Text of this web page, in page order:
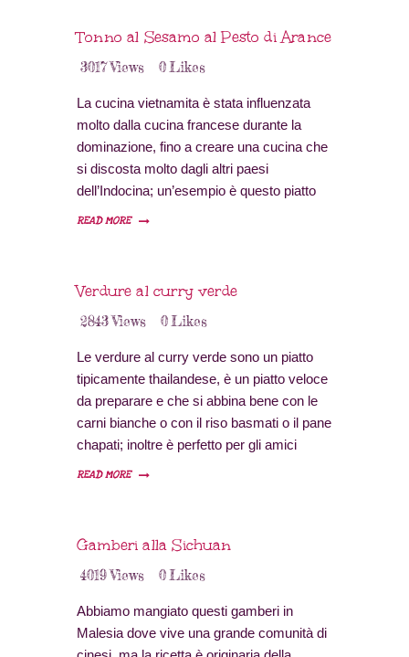
Tonno al Sesamo al Pesto di Arance
3017Views 0Likes
La cucina vietnamita è stata influenzata
molto dalla cucina francese durante la
dominazione, fino a creare una cucina che
si discosta molto dagli altri paesi
dell’Indocina; un’esempio è questo piatto
che abbiamo mangiato a Ho Chi Min City,
Provenienza:…
READ MORE
Verdure al curry verde
2843Views 0Likes
Le verdure al curry verde sono un piatto
tipicamente thailandese, è un piatto veloce
da preparare e che si abbina bene con le
carni bianche o con il riso basmati o il pane
chapati; inoltre è perfetto per gli amici
vegetariani. Ricetta per 2 persone Tempo
READ MORE
Gamberi alla Sichuan
4019Views 0Likes
Abbiamo mangiato questi gamberi in
Malesia dove vive una grande comunità di